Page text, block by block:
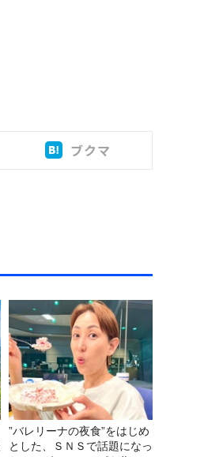
ブクマ
”バレリーナの夜食”をはじめ
とした、ＳＮＳで話題になっ